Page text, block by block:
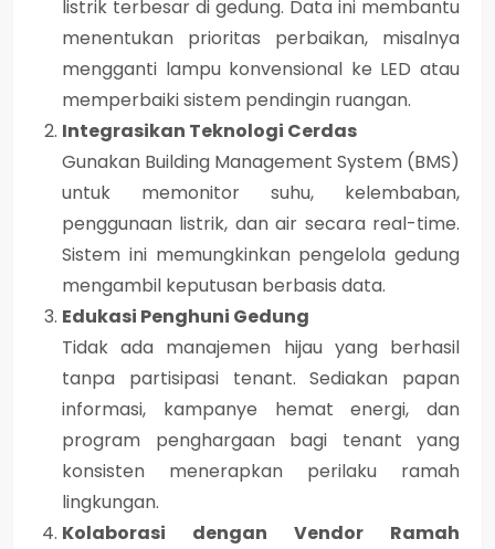
listrik terbesar di gedung. Data ini membantu
menentukan prioritas perbaikan, misalnya
mengganti lampu konvensional ke LED atau
memperbaiki sistem pendingin ruangan.
Integrasikan Teknologi Cerdas
Gunakan Building Management System (BMS)
untuk memonitor suhu, kelembaban,
penggunaan listrik, dan air secara real-time.
Sistem ini memungkinkan pengelola gedung
mengambil keputusan berbasis data.
Edukasi Penghuni Gedung
Tidak ada manajemen hijau yang berhasil
tanpa partisipasi tenant. Sediakan papan
informasi, kampanye hemat energi, dan
program penghargaan bagi tenant yang
konsisten menerapkan perilaku ramah
lingkungan.
Kolaborasi dengan Vendor Ramah